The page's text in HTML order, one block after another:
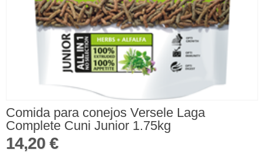
Comida para conejos Versele Laga
Complete Cuni Junior 1.75kg
14,20 €